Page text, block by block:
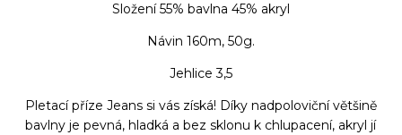
Složení 55% bavlna 45% akryl
Návin 160m, 50g.
Jehlice 3,5
Pletací příze Jeans si vás získá! Díky nadpoloviční většině
bavlny je pevná, hladká a bez sklonu k chlupacení, akryl jí